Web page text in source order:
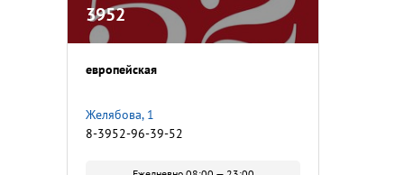
3952
европейская
Желябова, 1
8-3952-96-39-52